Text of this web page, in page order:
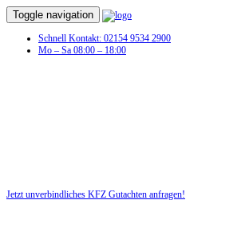
Toggle navigation
Schnell Kontakt: 02154 9534 2900
Mo – Sa 08:00 – 18:00
Jetzt unverbindliches KFZ Gutachten anfragen!